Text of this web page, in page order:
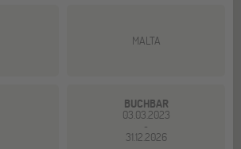
MALTA
BUCHBAR
03.03.2023
-
31.12.2026